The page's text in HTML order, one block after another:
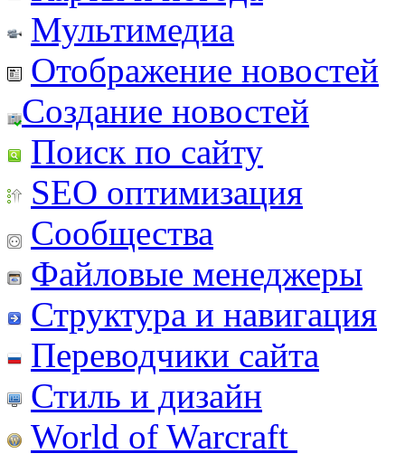
Мультимедиа
Отображение новостей
Создание новостей
Поиск по сайту
SEO оптимизация
Сообщества
Файловые менеджеры
Структура и навигация
Переводчики сайта
Стиль и дизайн
World of Warcraft